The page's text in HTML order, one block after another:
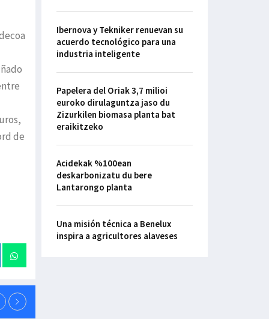
de
Ibernova y Tekniker renuevan su
acuerdo tecnológico para una
industria inteligente
Papelera del Oriak 3,7 milioi
euroko dirulaguntza jaso du
Zizurkilen biomasa planta bat
eraikitzeko
Acidekak %100ean
deskarbonizatu du bere
Lantarongo planta
Una misión técnica a Benelux
inspira a agricultores alaveses